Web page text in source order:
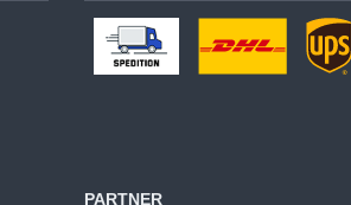
PARTNER